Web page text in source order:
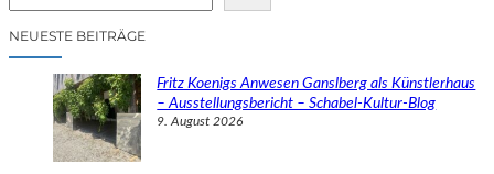
cNEUESTE BEITRÄGE
Fritz Koenigs Anwesen Ganslberg als Künstlerhaus
– Ausstellungsbericht – Schabel-Kultur-Blog
9. August 2026